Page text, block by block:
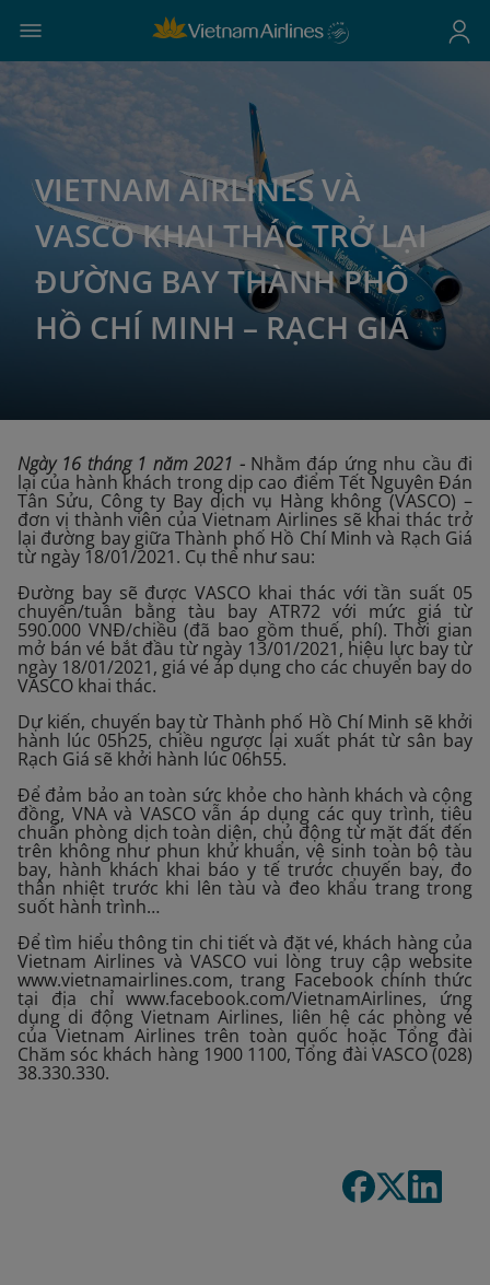
VIETNAM AIRLINES VÀ
VASCO KHAI THÁC TRỞ LẠI
ĐƯỜNG BAY THÀNH PHỐ
HỒ CHÍ MINH – RẠCH GIÁ
Ngày 16 tháng 1 năm 2021 - Nhằm đáp ứng nhu cầu đi
lại của hành khách trong dịp cao điểm Tết Nguyên Đán
Tân Sửu, Công ty Bay dịch vụ Hàng không (VASCO) –
đơn vị thành viên của Vietnam Airlines sẽ khai thác trở
lại đường bay giữa Thành phố Hồ Chí Minh và Rạch Giá
từ ngày 18/01/2021. Cụ thể như sau:
Đường bay sẽ được VASCO khai thác với tần suất 05
chuyến/tuần bằng tàu bay ATR72 với mức giá từ
590.000 VNĐ/chiều (đã bao gồm thuế, phí). Thời gian
mở bán vé bắt đầu từ ngày 13/01/2021, hiệu lực bay từ
ngày 18/01/2021, giá vé áp dụng cho các chuyến bay do
VASCO khai thác.
Dự kiến, chuyến bay từ Thành phố Hồ Chí Minh sẽ khởi
hành lúc 05h25, chiều ngược lại xuất phát từ sân bay
Rạch Giá sẽ khởi hành lúc 06h55.
Để đảm bảo an toàn sức khỏe cho hành khách và cộng
đồng, VNA và VASCO vẫn áp dụng các quy trình, tiêu
chuẩn phòng dịch toàn diện, chủ động từ mặt đất đến
trên không như phun khử khuẩn, vệ sinh toàn bộ tàu
bay, hành khách khai báo y tế trước chuyến bay, đo
thân nhiệt trước khi lên tàu và đeo khẩu trang trong
suốt hành trình…
Để tìm hiểu thông tin chi tiết và đặt vé, khách hàng của
Vietnam Airlines và VASCO vui lòng truy cập website
www.vietnamairlines.com, trang Facebook chính thức
tại địa chỉ www.facebook.com/VietnamAirlines, ứng
dụng di động Vietnam Airlines, liên hệ các phòng vé
của Vietnam Airlines trên toàn quốc hoặc Tổng đài
Chăm sóc khách hàng 1900 1100, Tổng đài VASCO (028)
38.330.330.